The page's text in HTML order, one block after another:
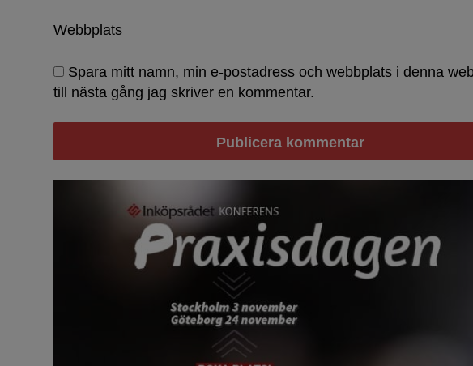
Webbplats
Spara mitt namn, min e-postadress och webbplats i denna
till nästa gång jag skriver en kommentar.